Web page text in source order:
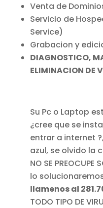
Venta de
Servicio de
Service)
Grabacion y
DIAGNOSTICO,
ELIMINACION DE
Su Pc o Laptop
¿cree que se
entrar a internet
azul, se olvido la
NO SE PREOCUPE
lo
llamenos al
TODO TIPO DE